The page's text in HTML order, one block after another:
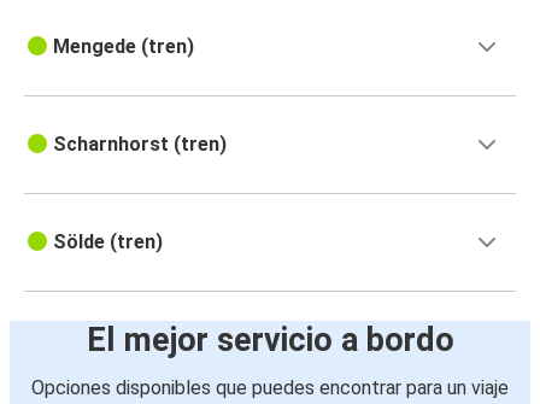
Mengede (tren)
Scharnhorst (tren)
Sölde (tren)
El mejor servicio a bordo
Opciones disponibles que puedes encontrar para un viaje